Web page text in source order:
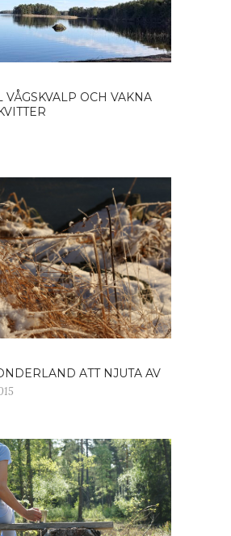
VÅGSKVALP OCH VAKNA
ATT NJUTA AV